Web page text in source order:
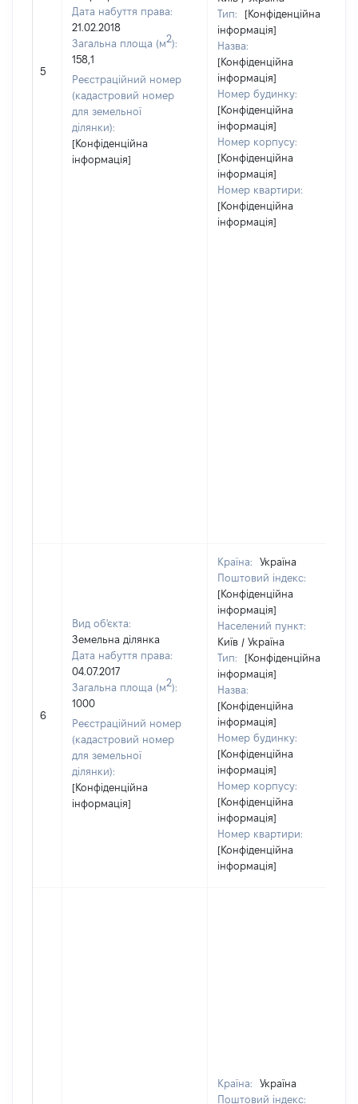
5
Дата набуття права:
21.02.2018
Загальна площа (м2):
158,1
Реєстраційний номер
(кадастровий номер
для земельної
ділянки):
[Конфіденційна
інформація]
Тип:
[Конфіденційна
інформація]
Назва:
[Конфіденційна
інформація]
Номер будинку:
[Конфіденційна
інформація]
Номер корпусу:
[Конфіденційна
інформація]
Номер квартири:
[Конфіденційна
інформація]
6
Вид об'єкта:
Земельна ділянка
Дата набуття права:
04.07.2017
Загальна площа (м2):
1000
Реєстраційний номер
(кадастровий номер
для земельної
ділянки):
[Конфіденційна
інформація]
Країна:
Україна
Поштовий індекс:
[Конфіденційна
інформація]
Населений пункт:
Київ / Україна
Тип:
[Конфіденційна
інформація]
Назва:
[Конфіденційна
інформація]
Номер будинку:
[Конфіденційна
інформація]
Номер корпусу:
[Конфіденційна
інформація]
Номер квартири:
[Конфіденційна
інформація]
Країна:
Україна
Поштовий індекс: